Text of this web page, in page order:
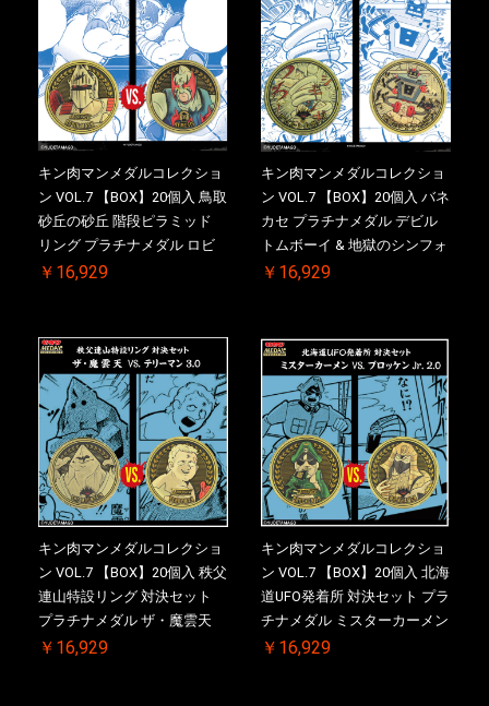
キン肉マンメダルコレクショ
ン VOL.7 【BOX】20個入 鳥取
砂丘の砂丘 階段ピラミッド
リング プラチナメダル ロビ
ンマスク VS.ネメシス 初回シ
ル(非売品)付
￥16,929
キン肉マンメダルコレクショ
ン VOL.7 【BOX】20個入 バネ
カセ プラチナメダル デビル
トムボーイ & 地獄のシンフォ
ニー 初回シリアルNO.入 ケー
￥16,929
キン肉マンメダルコレクショ
ン VOL.7 【BOX】20個入 秩父
連山特設リング 対決セット
プラチナメダル ザ・魔雲天
VS. テリーマン 3.0 初回シリア
￥16,929
キン肉マンメダルコレクショ
ン VOL.7 【BOX】20個入 北海
道UFO発着所 対決セット プラ
チナメダル ミスターカーメン
VS. ブロッケン Jr. 2.0 初回シ
￥16,929